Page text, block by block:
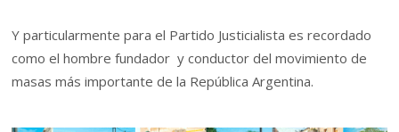
Y particularmente para el Partido Justicialista es recordado
como el hombre fundador y conductor del movimiento de
masas más importante de la República Argentina.